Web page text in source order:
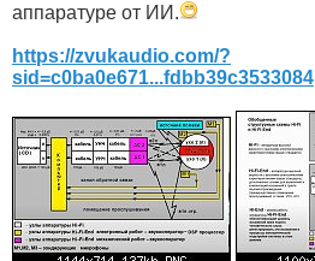
аппаратуре от ИИ.
https://zvukaudio.com/?
sid=c0ba0e671...fdbb39c3533084